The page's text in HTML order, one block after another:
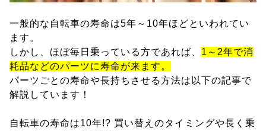
一般的な自転車の寿命は5年～10年ほどといわれてい
ます。
しかし、ほぼ毎日乗っている方であれば、 1～2年で消
耗品などのパーツに寿命が来ます。
パーツごとの寿命や長持ちさせる方法は以下の記事で
解説しています！
自転車の寿命は10年!? 買い替えのタイミングや長く乗